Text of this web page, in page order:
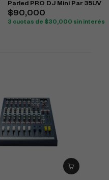
Parled PRO DJ Mini Par 35UV
$90,000
3 cuotas de $30,000 sin interés